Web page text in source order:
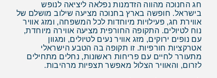
חג החנוכה מהווה הזדמנות נפלאה ליציאה לנופש
בישראל. חופשה בארץ בחנוכה מציעה שילוב מושלם של
אווירת חג, פעילויות מיוחדות לכל המשפחה, ומזג אוויר
נוח לטיולים. התקופה החורפית מציעה אווירה מיוחדת,
עם נופים ירוקים, מזג אוויר נעים לטיולים, ומגוון
אטרקציות חורפיות. זו תקופה בה הטבע הישראלי
מתעורר לחיים עם פריחות ראשונות, נחלים מתחילים
לזרום, והאוויר הצלול מאפשר תצפיות מרהיבות.